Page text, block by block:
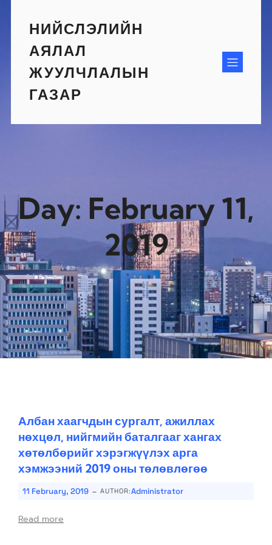
contentНИЙСЛЭЛИЙН
АЯЛАЛ
ЖУУЛЧЛАЛЫН
ГАЗАР
Day: February 11,
2019
Албан хаагчдын сургалт, ажиллах
нөхцөл, нийгмийн баталгааг хангах
хөтөлбөрийг хэрэгжүүлэх арга
хэмжээний 2019 оны төлөвлөгөө
11 February, 2019 - AUTHOR:Administrator
Read more